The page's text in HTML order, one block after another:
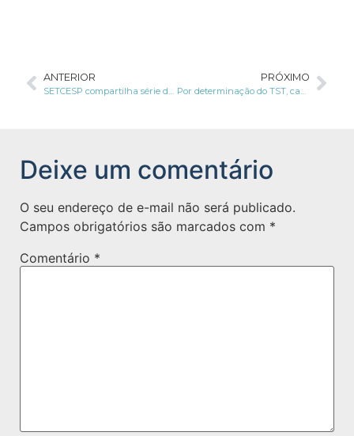
ANTERIOR PRÓXIMO
Deixe um comentário
O seu endereço de e-mail não será publicado.
Campos obrigatórios são marcados com *
Comentário *